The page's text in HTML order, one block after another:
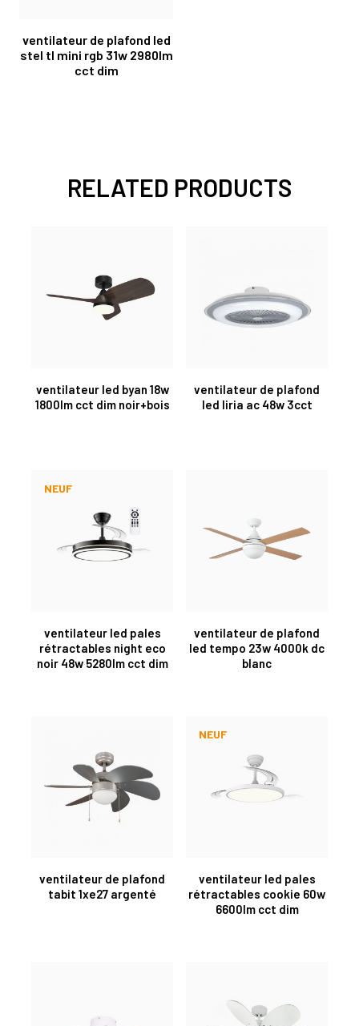
ventilateur de plafond led
stel tl mini rgb 31w 2980lm
cct dim
RELATED PRODUCTS
ventilateur led byan 18w
1800lm cct dim noir+bois
ventilateur de plafond
led liria ac 48w 3cct
ventilateur led pales
rétractables night eco
noir 48w 5280lm cct dim
NEUF
ventilateur de plafond
led tempo 23w 4000k dc
blanc
ventilateur de plafond
tabit 1xe27 argenté
ventilateur led pales
rétractables cookie 60w
6600lm cct dim
NEUF